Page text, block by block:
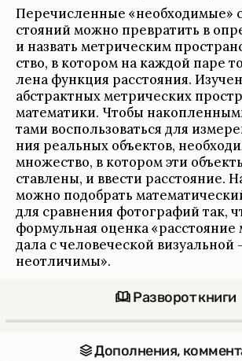
Пере­чис­лен­ные «необ­хо­димые»
сто­я­ний можно пре­вра­тить в
и назвать мет­ри­че­ским
ство, в кото­ром на каж­дой паре
лена функция рас­сто­я­ния.
абстракт­ных мет­ри­че­ских
матема­тики. Чтобы
тами восполь­зо­ваться для
ния реаль­ных объек­тов,
множе­ство, в кото­ром эти
став­лены, и вве­сти рас­сто­я­ние.
можно подо­брать
для срав­не­ния фотографий так,
формуль­ная оценка
дала с чело­ве­че­ской визу­аль­ной
неот­ли­чимы».
Разворот книги
Допол­не­ния,